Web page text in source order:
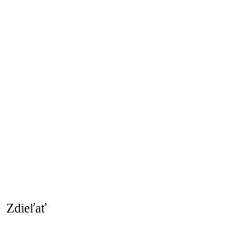
Zdieľať